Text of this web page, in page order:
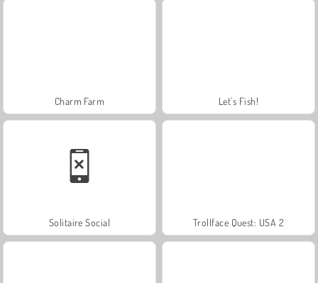
Charm Farm Let's Fish!
Solitaire Social Trollface Quest: USA 2